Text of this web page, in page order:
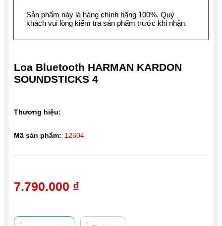
Loa Bluetooth HARMAN KARDON
SOUNDSTICKS 4
7.790.000 ₫
Thương hiệu:
Mã sản phẩm: 12604
Sản phẩm này là hàng chính hãng 100%. Quý
khách vui lòng kiểm tra sản phẩm trước khi nhận.